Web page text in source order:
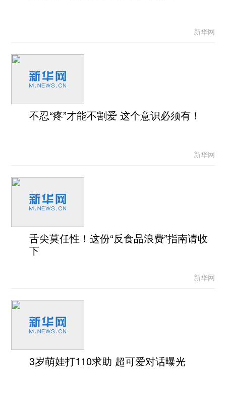
新华网
不忍“疼”才能不割爱 这个意识必须有！
新华网
舌尖莫任性！这份“反食品浪费”指南请收
下
新华网
3岁萌娃打110求助 超可爱对话曝光